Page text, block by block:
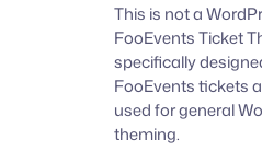
This is not a
FooEvents Ticket
specifically
FooEvents tickets
used for general
theming.